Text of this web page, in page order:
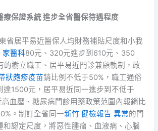
療保證系統進步全省醫保待遇程度
省居平易近醫保人均財務補貼尺度和小我
家醫科80元、320元進步到610元、350
的樹立職工、居平易近門診兼顧軌制，政
狀皰疹疫苗銷比例不低于50%，職工通俗
達1500元，居平易近同一進步到不低于
血壓、糖尿病門診用藥政策范圍內報銷比
。制訂全省同一新竹 健檢報告 異常的門
和認定尺度，將惡性腫瘤、血液病、心腦